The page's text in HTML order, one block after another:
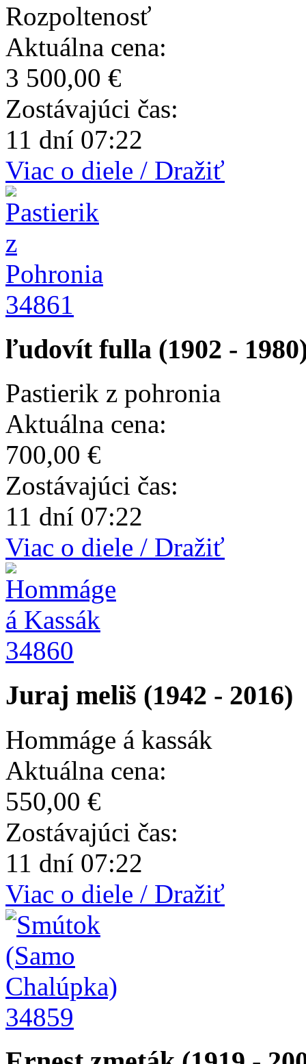
Rozpoltenosť
Aktuálna cena:
3 500,00 €
Zostávajúci čas:
11 dní 07:22
Viac o diele / Dražiť
34861
ľudovít fulla (1902 -
Pastierik z pohronia
Aktuálna cena:
700,00 €
Zostávajúci čas:
11 dní 07:22
Viac o diele / Dražiť
34860
Juraj meliš (1942 - 2016)
Hommáge á kassák
Aktuálna cena:
550,00 €
Zostávajúci čas:
11 dní 07:22
Viac o diele / Dražiť
34859